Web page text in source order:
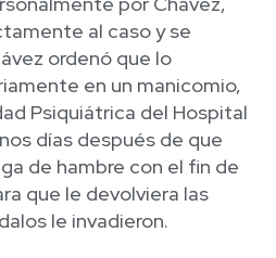
al caso y se
ordenó que lo
en un manicomio,
Psiquiátrica del Hospital
días después de que
de hambre con el fin de
que le devolviera las
le invadieron.